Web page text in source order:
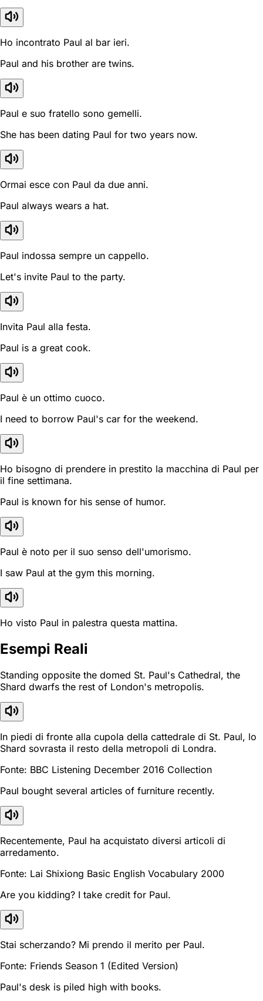
Ho incontrato Paul al bar ieri.
Paul and his brother are twins.
Paul e suo fratello sono gemelli.
She has been dating Paul for two years now.
Ormai esce con Paul da due anni.
Paul always wears a hat.
Paul indossa sempre un cappello.
Let's invite Paul to the party.
Invita Paul alla festa.
Paul is a great cook.
Paul è un ottimo cuoco.
I need to borrow Paul's car for the weekend.
Ho bisogno di prendere in prestito la macchina di Paul per
il fine settimana.
Paul is known for his sense of humor.
Paul è noto per il suo senso dell'umorismo.
I saw Paul at the gym this morning.
Ho visto Paul in palestra questa mattina.
Esempi Reali
Standing opposite the domed St. Paul's Cathedral, the
Shard dwarfs the rest of London's metropolis.
In piedi di fronte alla cupola della cattedrale di St. Paul, lo
Shard sovrasta il resto della metropoli di Londra.
Fonte: BBC Listening December 2016 Collection
Paul bought several articles of furniture recently.
Recentemente, Paul ha acquistato diversi articoli di
arredamento.
Fonte: Lai Shixiong Basic English Vocabulary 2000
Are you kidding? I take credit for Paul.
Stai scherzando? Mi prendo il merito per Paul.
Fonte: Friends Season 1 (Edited Version)
Paul's desk is piled high with books.